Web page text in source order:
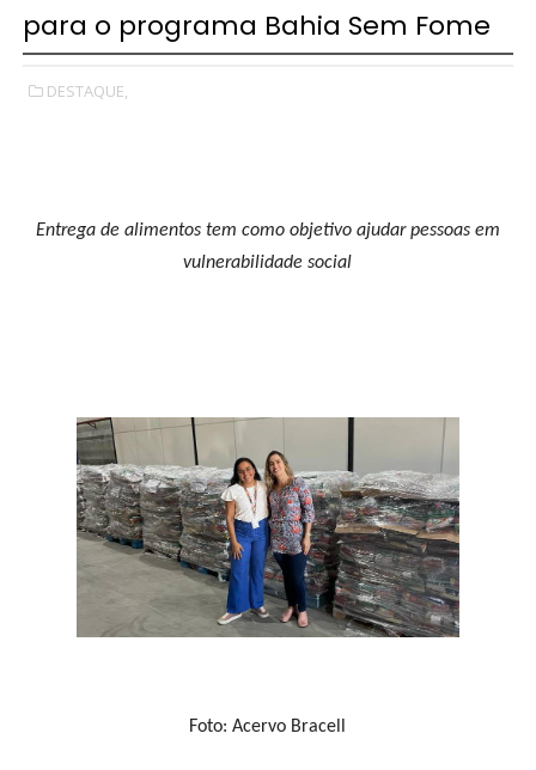
para o programa Bahia Sem Fome
DESTAQUE,
Entrega de alimentos tem como objetivo ajudar pessoas em
vulnerabilidade social
Foto: Acervo Bracell